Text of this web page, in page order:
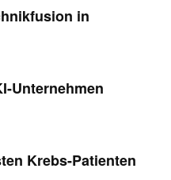
in
Unternehmen
Krebs-Patienten